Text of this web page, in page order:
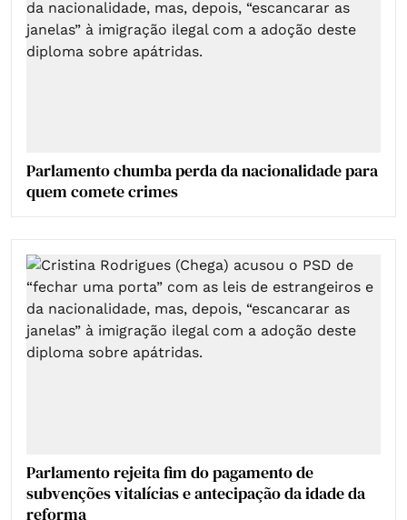
Parlamento chumba perda da nacionalidade para
quem comete crimes
Parlamento rejeita fim do pagamento de
subvenções vitalícias e antecipação da idade da
reforma